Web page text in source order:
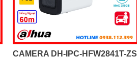
CAMERA DH-IPC-HFW2841T-ZS